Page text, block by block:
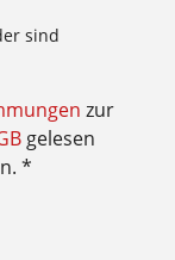
sind
zur
gelesen
*